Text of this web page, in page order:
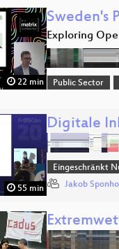
22 min
Sweden's
Exploring
Public Sector
55 min
Digitale
Eingeschränkt
Jakob